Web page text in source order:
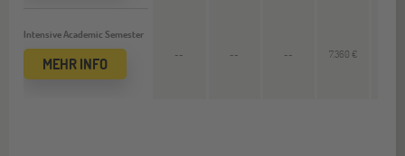
Intensive Academic Semester
MEHR INFO
-- -- -- 7.360 €